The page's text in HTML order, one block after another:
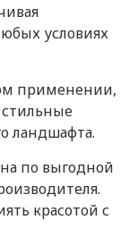
условиях
применении,
стильные
ландшафта.
по выгодной
красотой с